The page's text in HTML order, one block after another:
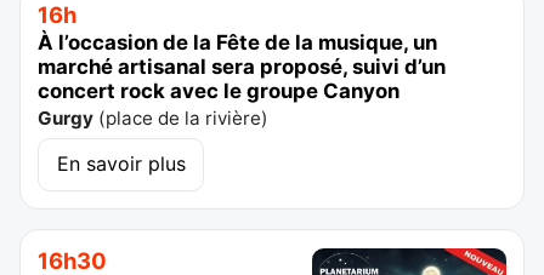
16h
À l’occasion de la Fête de la musique, un
marché artisanal sera proposé, suivi d’un
concert rock avec le groupe Canyon
Gurgy (place de la rivière)
En savoir plus
16h30